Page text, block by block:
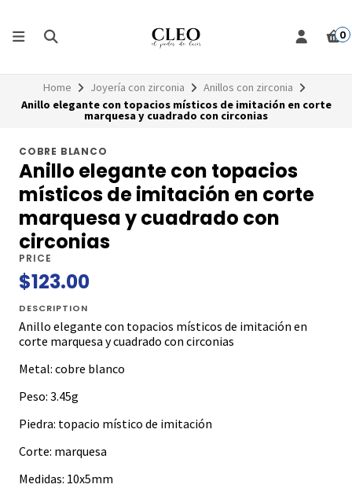
0
Home Joyería con zirconia
Anillos con zirconia
Anillo elegante con topacios místicos de imitación en corte
marquesa y cuadrado con circonias
COBRE BLANCO
Anillo elegante con topacios
místicos de imitación en corte
marquesa y cuadrado con
circonias
PRICE
$123.00
DESCRIPTION
Anillo elegante con topacios místicos de imitación en
corte marquesa y cuadrado con circonias
Metal: cobre blanco
Peso: 3.45g
Piedra: topacio místico de imitación
Corte: marquesa
Medidas: 10x5mm